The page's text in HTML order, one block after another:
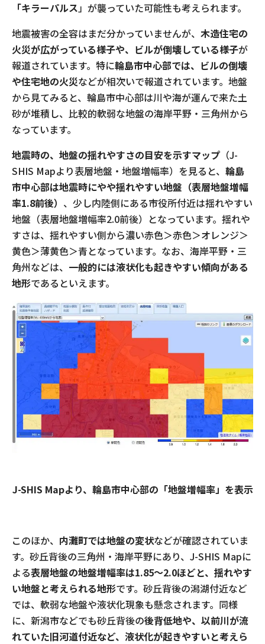
「キラーパルス」が襲っていた可能性も考えられます。
地震被害の全容はまだ分かっていませんが、 木造住宅の
火災が広がっている様子や、ビルが倒壊している様子が
報道されています。特に輪島市中心部では、ビルの倒壊
や住宅地の火災などが相次いで報道されています。地盤
から見てみると、輪島市中心部は川や海が運んで来た土
砂が堆積し、比較的軟弱な地盤の海岸平野・三角州から
なっています。
地震時の、地盤の揺れやすさの目安を示すマップ （J-
SHIS Mapより表層地盤・地盤増幅率）を見ると、 輪島
市中心部は地震時にやや揺れやすい地盤（表層地盤増幅
率1.8前後） 、少し内陸側にある市役所付近は揺れやすい
地盤（表層地盤増幅率2.0前後）となっています。揺れや
すさは、揺れやすい側から濃い赤色＞赤色＞オレンジ＞
黄色＞薄黄色＞青となっています。なお、海岸平野・三
角州などは、 一般的には液状化も起きやすい傾向がある
地形であるといえます。
J-SHIS Mapより、輪島市中心部の「地盤増幅率」を表示
このほか、 内灘町では地盤の変状などが確認されていま
す。砂丘背後の三角州・海岸平野にあり、J-SHIS Mapに
よる表層地盤の地盤増幅率は1.85～2.0ほどと、揺れやす
い地盤と考えられる地形です。砂丘背後の潟湖付近など
では、軟弱な地盤や液状化現象も懸念されます。同様
に、新潟市などでも砂丘背後の後背低地や、以前川が流
れていた旧河道付近など、液状化が起きやすいと考えら